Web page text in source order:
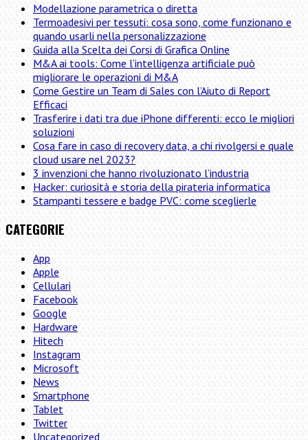
Modellazione parametrica o diretta
Termoadesivi per tessuti: cosa sono, come funzionano e
quando usarli nella personalizzazione
Guida alla Scelta dei Corsi di Grafica Online
M&A ai tools: Come l’intelligenza artificiale può
migliorare le operazioni di M&A
Come Gestire un Team di Sales con l’Aiuto di Report
Efficaci
Trasferire i dati tra due iPhone differenti: ecco le migliori
soluzioni
Cosa fare in caso di recovery data, a chi rivolgersi e quale
cloud usare nel 2023?
3 invenzioni che hanno rivoluzionato l’industria
Hacker: curiosità e storia della pirateria informatica
Stampanti tessere e badge PVC: come sceglierle
CATEGORIE
App
Apple
Cellulari
Facebook
Google
Hardware
Hitech
Instagram
Microsoft
News
Smartphone
Tablet
Twitter
Uncategorized